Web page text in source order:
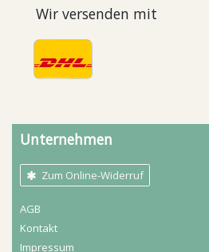
Wir versenden mit
Unternehmen
Zum Online-Widerruf
AGB
Kontakt
Impressum